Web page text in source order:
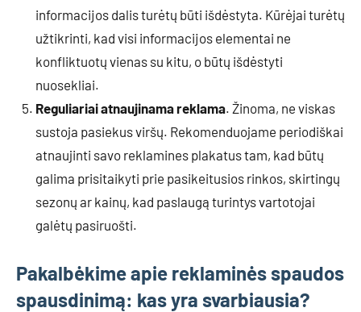
informacijos dalis turėtų būti išdėstyta. Kūrėjai turėtų
užtikrinti, kad visi informacijos elementai ne
konfliktuotų vienas su kitu, o būtų išdėstyti
nuosekliai.
Reguliariai atnaujinama reklama. Žinoma, ne viskas
sustoja pasiekus viršų. Rekomenduojame periodiškai
atnaujinti savo reklamines plakatus tam, kad būtų
galima prisitaikyti prie pasikeitusios rinkos, skirtingų
sezonų ar kainų, kad paslaugą turintys vartotojai
galėtų pasiruošti.
Pakalbėkime apie reklaminės spaudos
spausdinimą: kas yra svarbiausia?